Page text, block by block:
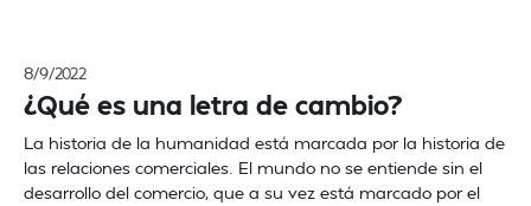
8/9/2022
¿Qué es una letra de cambio?
La historia de la humanidad está marcada por la historia de
las relaciones comerciales. El mundo no se entiende sin el
desarrollo del comercio, que a su vez está marcado por el